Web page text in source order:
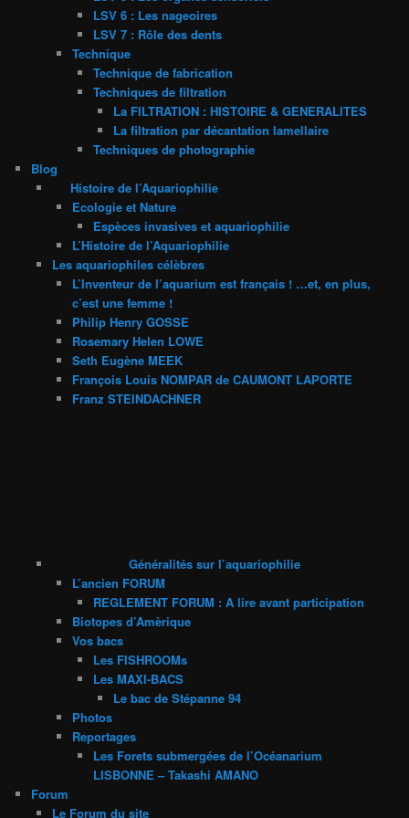
LSV 6 : Les nageoires
LSV 7 : Rôle des dents
Technique
Technique de fabrication
Techniques de filtration
La FILTRATION : HISTOIRE & GENERALITES
La filtration par décantation lamellaire
Techniques de photographie
Blog
Histoire de l’Aquariophilie
Ecologie et Nature
Espèces invasives et aquariophilie
L’Histoire de l’Aquariophilie
Les aquariophiles célèbres
L’Inventeur de l’aquarium est français ! …et, en plus,
c’est une femme !
Philip Henry GOSSE
Rosemary Helen LOWE
Seth Eugène MEEK
François Louis NOMPAR de CAUMONT LAPORTE
Franz STEINDACHNER
Généralités sur l’aquariophilie
L’ancien FORUM
REGLEMENT FORUM : A lire avant participation
Biotopes d’Amèrique
Vos bacs
Les FISHROOMs
Les MAXI-BACS
Le bac de Stépanne 94
Photos
Reportages
Les Forets submergées de l’Océanarium
LISBONNE – Takashi AMANO
Forum
Le Forum du site